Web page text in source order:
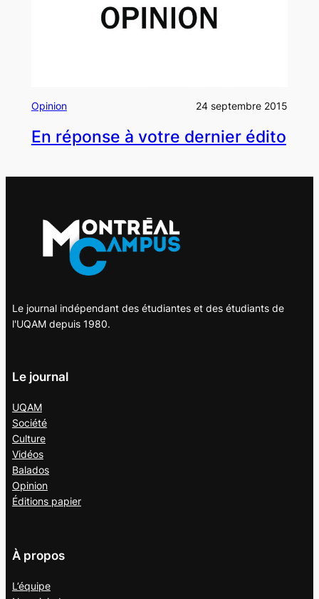
Opinion 24 septembre 2015
En réponse à votre dernier édito
Le journal indépendant des étudiantes et des étudiants de
l'UQAM depuis 1980.
Le journal
UQAM
Société
Culture
Vidéos
Balados
Opinion
Éditions papier
À propos
L’équipe